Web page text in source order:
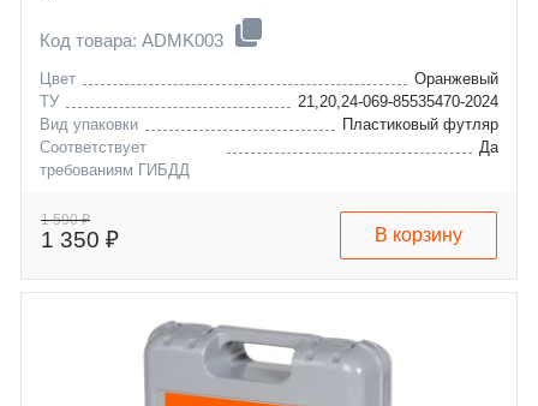
Код товара: ADMK003
Цвет
Оранжевый
ТУ
21,20,24-069-85535470-2024
Вид упаковки
Пластиковый футляр
Соответствует
требованиям ГИБДД
Да
1 590 ₽
1 350 ₽ В корзину